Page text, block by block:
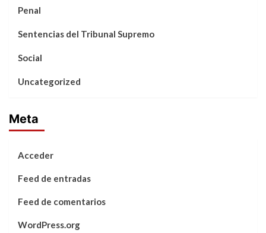
Penal
Sentencias del Tribunal Supremo
Social
Uncategorized
Meta
Acceder
Feed de entradas
Feed de comentarios
WordPress.org